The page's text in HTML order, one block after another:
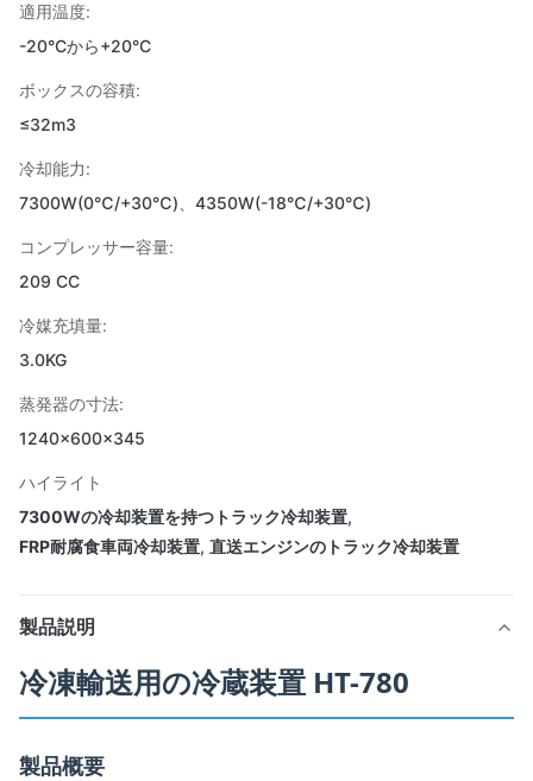
適用温度:
-20°Cから+20°C
ボックスの容積:
≤32m3
冷却能力:
7300W(0℃/+30℃)、4350W(-18℃/+30℃)
コンプレッサー容量:
209 CC
冷媒充填量:
3.0KG
蒸発器の寸法:
1240×600×345
ハイライト
7300Wの冷却装置を持つトラック冷却装置,
FRP耐腐食車両冷却装置, 直送エンジンのトラック冷却装置
製品説明
冷凍輸送用の冷蔵装置 HT-780
製品概要